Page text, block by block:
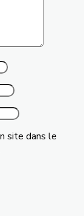
site dans le